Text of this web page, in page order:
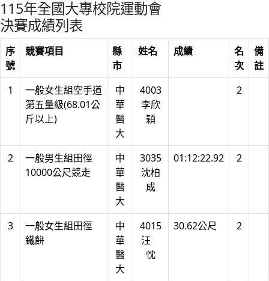
115年全國大專校院運動會
決賽成績列表
序
號
競賽項目
縣
市
姓名 成績
名
次
備
註
1
一般女生組空手道
第五量級(68.01公
斤以上)
中
華
醫
大
4003
李欣
穎
2
2
一般男生組田徑
10000公尺競走
中
華
醫
大
3035
沈柏
成
01:12:22.92 2
3
一般女生組田徑
鐵餅
中
華
醫
大
4015
汪
忱
30.62公尺 2